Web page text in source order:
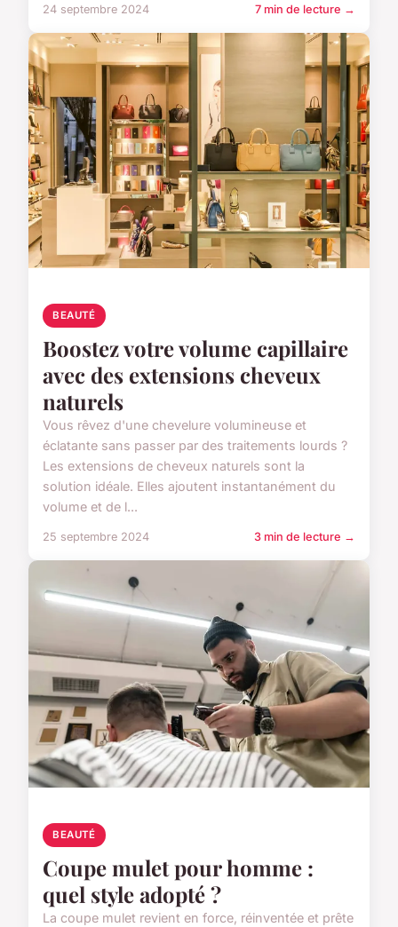
24 septembre 2024 7 min de lecture →
BEAUTÉ
Boostez votre volume capillaire
avec des extensions cheveux
naturels
Vous rêvez d'une chevelure volumineuse et
éclatante sans passer par des traitements lourds ?
Les extensions de cheveux naturels sont la
solution idéale. Elles ajoutent instantanément du
volume et de l...
25 septembre 2024 3 min de lecture →
BEAUTÉ
Coupe mulet pour homme :
quel style adopté ?
La coupe mulet revient en force, réinventée et prête